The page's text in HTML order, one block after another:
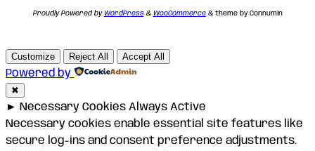
Proudly Powered by WordPress& WooCommerce& theme by Connumin
Customize Reject All Accept All
Powered by
✖
► Necessary Cookies Always Active
Necessary cookies enable essential site features like
secure log-ins and consent preference adjustments.